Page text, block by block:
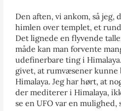
Den aften, vi ankom, så jeg,
himlen over templet, et
Det lignede en flyvende
måde kan man forvente
udefinerbare ting i
givet, at rumvæsener kunne
Himalaya. Jeg har hørt, at
der mediterer i Himalaya,
se en UFO var en mulighed,